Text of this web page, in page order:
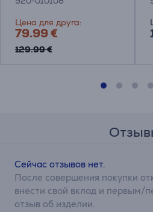
Цена для друга:
79.99 €
129.99 €
Сейчас отзывов нет.
После совершения покупки
внести свой вклад и первым/
отзыв об изделии.